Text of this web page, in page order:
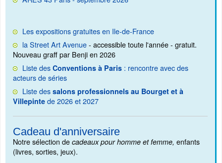
Les expositions gratuites en Ile-de-France
la Street Art Avenue- accessible toute l'année - gratuit.
Nouveau graff par Benji en 2026
Liste des Conventions à Paris : rencontre avec des
acteurs de séries
Liste des salons professionnels au Bourget et à
Villepinte de 2026 et 2027
Cadeau d'anniversaire
Notre sélection de cadeaux pour homme et femme, enfants
(livres, sorties, jeux).